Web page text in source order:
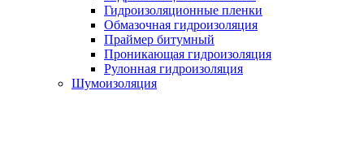
Гидроизоляционные пленки
Обмазочная гидроизоляция
Праймер битумный
Проникающая гидроизоляция
Рулонная гидроизоляция
Шумоизоляция